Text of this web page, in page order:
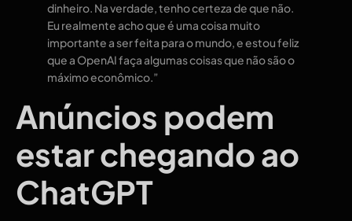
dinheiro. Na verdade, tenho certeza de que não.
Eu realmente acho que é uma coisa muito
importante a ser feita para o mundo, e estou feliz
que a OpenAI faça algumas coisas que não são o
máximo econômico.”
Anúncios podem
estar chegando ao
ChatGPT